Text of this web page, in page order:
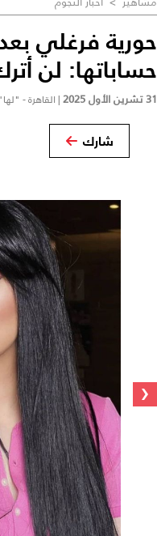
حورية فرغلي
حساباتها: لن
31 تشرين الأول 2025 | القاهرة - "لها"
شارك
‹